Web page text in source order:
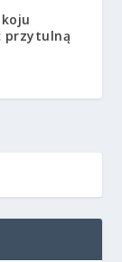
przytulną